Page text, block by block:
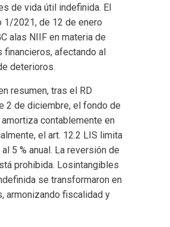
de vida útil indefinida. El
1/2021, de 12 de enero
alas NIIF en materia de
financieros, afectando al
deterioros.
resumen, tras el RD
2 de diciembre, el fondo de
contablemente en
el art. 12.2 LIS limita
5 % anual. La reversión de
prohibida. Losintangibles
se transformaron en
armonizando fiscalidad y